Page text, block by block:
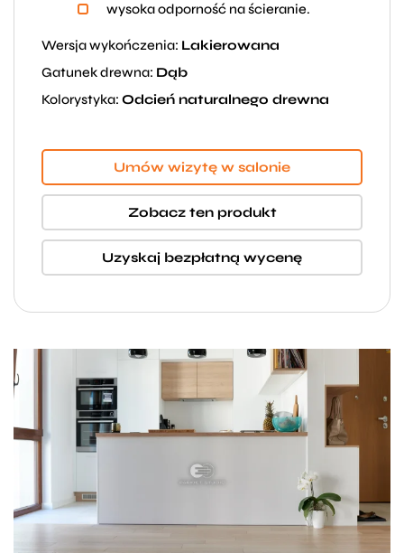
wysoka odporność na ścieranie.
Wersja wykończenia: Lakierowana
Gatunek drewna: Dąb
Kolorystyka: Odcień naturalnego drewna
Umów wizytę w salonie
Zobacz ten produkt
Uzyskaj bezpłatną wycenę